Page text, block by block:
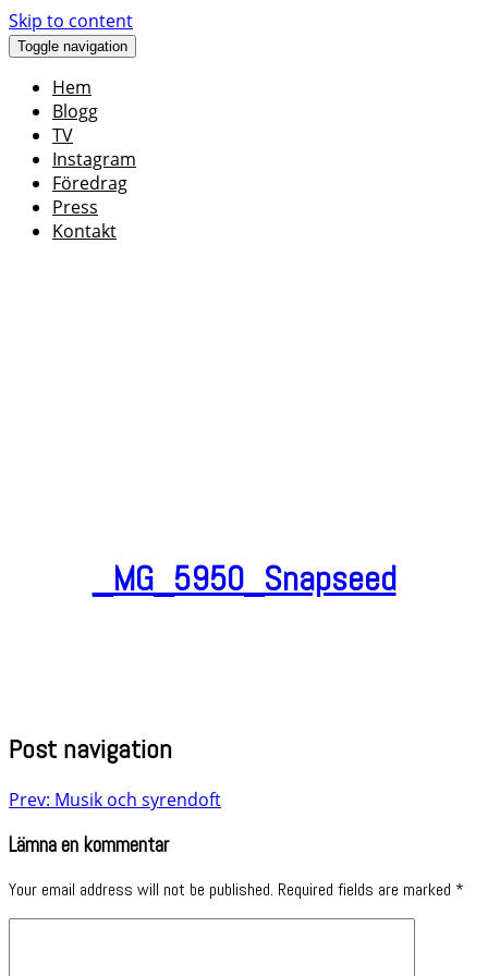
Skip to content
Toggle navigation
Hem
Blogg
TV
Instagram
Föredrag
Press
Kontakt
_MG_5950_Snapseed
Post navigation
Prev: Musik och syrendoft
Lämna en kommentar
Your email address will not be published. Required fields are marked *